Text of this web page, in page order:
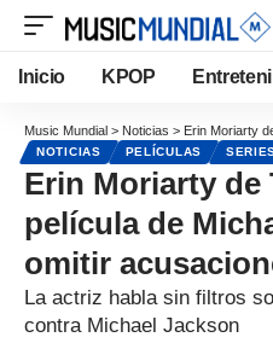
Inicio KPOP
Music Mundial > Noticias > Erin Moriarty de The
NOTICIAS PELÍCULAS
Erin Moriarty
película de
omitir
La actriz habla sin filtros
contra Michael Jackson